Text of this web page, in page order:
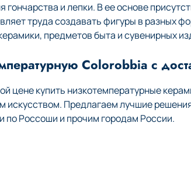
и лепки. В ее основе
труда создавать фигуры в разных
предметов быта и сувенирных
Colorobbia с
цене купить низкотемпературные
Предлагаем лучшие
Россоши и прочим городам России.